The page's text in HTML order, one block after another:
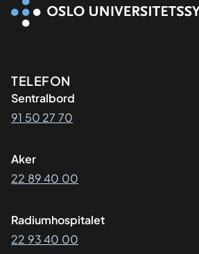
Kontaktinformasjon
TELEFON
Sentralbord
91 50 27 70
Aker
22 89 40 00
Radiumhospitalet
22 93 40 00